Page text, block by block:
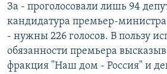
За - проголосовали лишь 94
кандидатура премьер-
- нужны 226 голосов. В пользу
обязанности премьера
фракция "Наш дом - Россия" и